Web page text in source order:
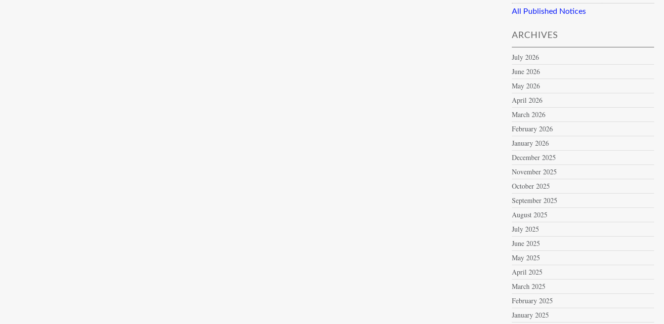
All Published Notices
ARCHIVES
July 2026
June 2026
May 2026
April 2026
March 2026
February 2026
January 2026
December 2025
November 2025
October 2025
September 2025
August 2025
July 2025
June 2025
May 2025
April 2025
March 2025
February 2025
January 2025